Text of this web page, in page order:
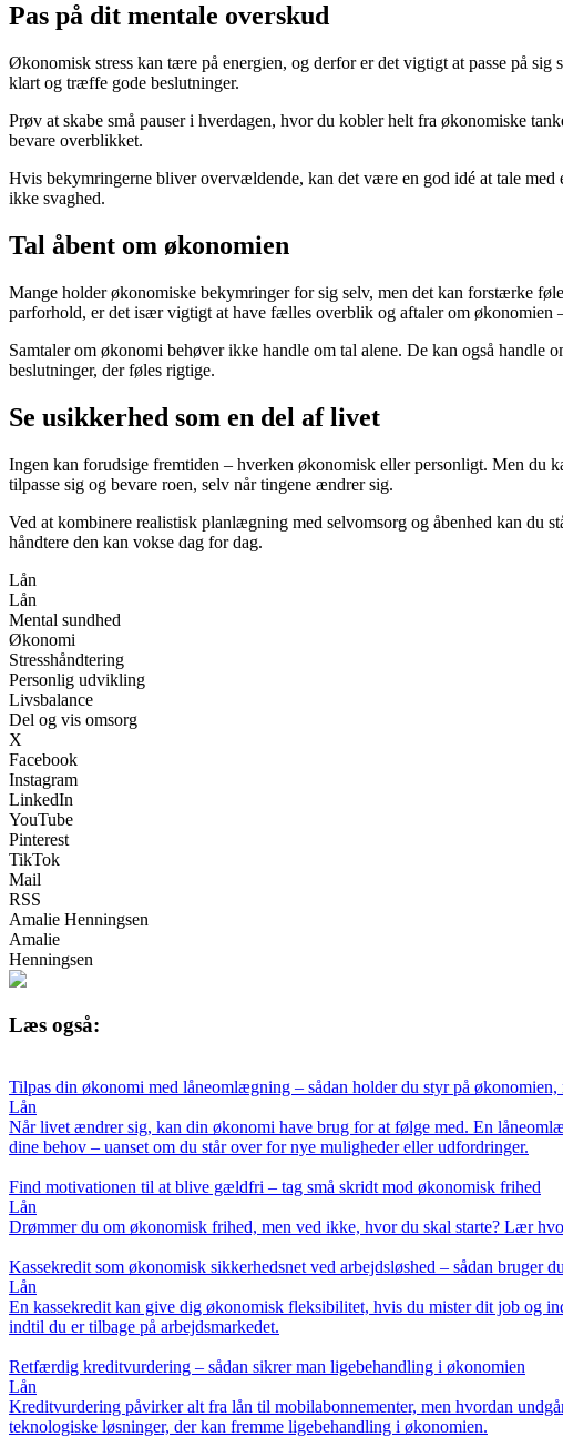
Pas på dit mentale overskud
Økonomisk stress kan tære på energien, og derfor er det vigtigt at passe på
klart og træffe gode beslutninger.
Prøv at skabe små pauser i hverdagen, hvor du kobler helt fra økonomiske
bevare overblikket.
Hvis bekymringerne bliver overvældende, kan det være en god idé at tale
ikke svaghed.
Tal åbent om økonomien
Mange holder økonomiske bekymringer for sig selv, men det kan forstærke
parforhold, er det især vigtigt at have fælles overblik og aftaler om økonomien
Samtaler om økonomi behøver ikke handle om tal alene. De kan også
beslutninger, der føles rigtige.
Se usikkerhed som en del af livet
Ingen kan forudsige fremtiden – hverken økonomisk eller personligt. Men du
tilpasse sig og bevare roen, selv når tingene ændrer sig.
Ved at kombinere realistisk planlægning med selvomsorg og åbenhed kan du
håndtere den kan vokse dag for dag.
Lån
Lån
Mental sundhed
Økonomi
Stresshåndtering
Personlig udvikling
Livsbalance
Del og vis omsorg
X
Facebook
Instagram
LinkedIn
YouTube
Pinterest
TikTok
Mail
RSS
Amalie Henningsen
Amalie
Henningsen
Læs også:
Tilpas din økonomi med låneomlægning – sådan holder du styr på
Lån
Når livet ændrer sig, kan din økonomi have brug for at følge med. En
dine behov – uanset om du står over for nye muligheder eller udfordringer.
Find motivationen til at blive gældfri – tag små skridt mod økonomisk frihed
Lån
Drømmer du om økonomisk frihed, men ved ikke, hvor du skal starte? Lær
Kassekredit som økonomisk sikkerhedsnet ved arbejdsløshed – sådan bruger
Lån
En kassekredit kan give dig økonomisk fleksibilitet, hvis du mister dit job og
indtil du er tilbage på arbejdsmarkedet.
Retfærdig kreditvurdering – sådan sikrer man ligebehandling i økonomien
Lån
Kreditvurdering påvirker alt fra lån til mobilabonnementer, men hvordan
teknologiske løsninger, der kan fremme ligebehandling i økonomien.